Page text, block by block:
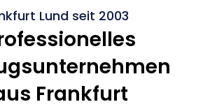
Lund seit 2003
Frankfurt